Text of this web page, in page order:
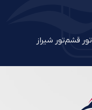
تور قشمتور شیراز